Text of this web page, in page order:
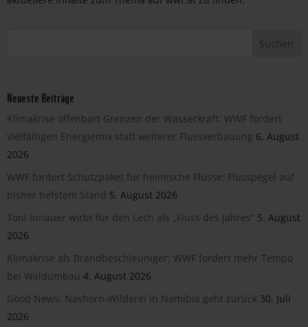
Neueste Beiträge
Klimakrise offenbart Grenzen der Wasserkraft: WWF fordert
vielfältigen Energiemix statt weiterer Flussverbauung 6. August
2026
WWF fordert Schutzpaket für heimische Flüsse: Flusspegel auf
bisher tiefstem Stand 5. August 2026
Toni Innauer wirbt für den Lech als „Fluss des Jahres“ 5. August
2026
Klimakrise als Brandbeschleuniger: WWF fordert mehr Tempo
bei Waldumbau 4. August 2026
Good News: Nashorn-Wilderei in Namibia geht zurück 30. Juli
2026